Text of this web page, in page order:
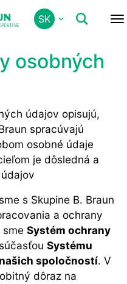
SK
Údajov
osobných
údajov opisujú,
spracúvajú
osobné údaje
je dôsledná a
s Skupine B. Braun
a ochrany
Systém ochrany
Systému
spoločností. V
dôraz na